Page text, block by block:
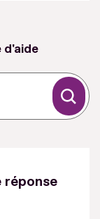
d'aide
réponse